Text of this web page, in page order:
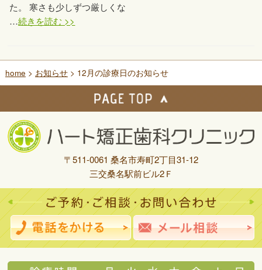
た。 寒さも少しずつ厳しくな
…続きを読む >>
home > お知らせ> 12月の診療日のお知らせ
〒511-0061 桑名市寿町2丁目31-12
三交桑名駅前ビル2Ｆ